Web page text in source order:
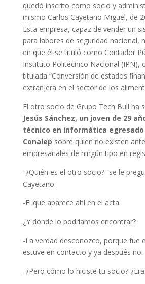
quedó inscrito como socio y
mismo Carlos Cayetano Miguel, de
Esta empresa, capaz de vender un
para labores de seguridad nacional,
en que él se tituló como Contador
Instituto Politécnico Nacional (IPN),
titulada “Conversión de estados
extranjera en el sector de los
El otro socio de Grupo Tech Bull ha
Jesús Sánchez, un joven de 29
técnico en informática egresado
Conalep sobre quien no existen
empresariales de ningún tipo en
-¿Quién es el otro socio? -se le
Cayetano.
-El que aparece ahí en el acta.
¿Y dónde lo podríamos encontrar?
-La verdad desconozco, porque fue
estuve en contacto y ya después no.
-¿Pero cómo lo hiciste tu socio?